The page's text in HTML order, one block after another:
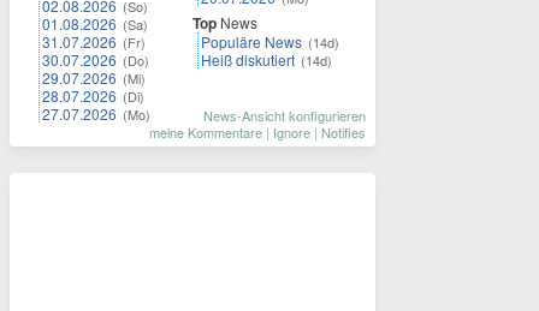
02.08.2026 (So)
01.08.2026 (Sa)
31.07.2026 (Fr)
30.07.2026 (Do)
29.07.2026 (Mi)
28.07.2026 (Di)
27.07.2026 (Mo)
Top News
Populäre News (14d)
Heiß diskutiert (14d)
News-Ansicht konfigurieren
meine Kommentare | Ignore | Notifies